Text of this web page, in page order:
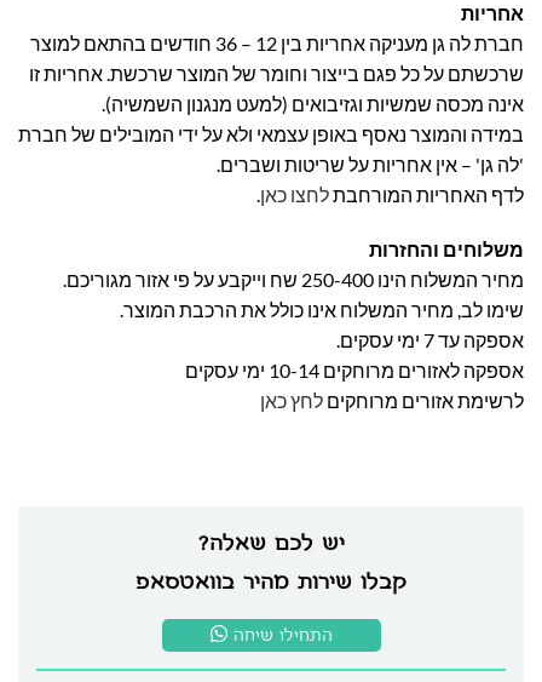
יש לכם שאלה?
קבלו שירות מהיר בוואטסאפ
התחילו שיחה
אחריות
חברת לה גן מעניקה אחריות בין 12 – 36 חודשים בהתאם למוצר
שרכשתם על כל פגם בייצור וחומר של המוצר שרכשת. אחריות זו
אינה מכסה שמשיות וגזיבואים (למעט מנגנון השמשיה).
במידה והמוצר נאסף באופן עצמאי ולא על ידי המובילים של חברת
'לה גן' – אין אחריות על שריטות ושברים.
לדף האחריות המורחבתלחצו כאן.
משלוחים והחזרות
מחיר המשלוח הינו 250-400 שח וייקבע על פי אזור מגוריכם.
שימו לב, מחיר המשלוח אינו כולל את הרכבת המוצר.
אספקה עד 7 ימי עסקים.
אספקה לאזורים מרוחקים 10-14 ימי עסקים
לרשימת אזורים מרוחקים לחץ כאן